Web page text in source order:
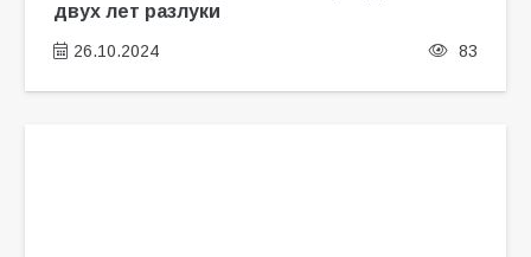
двух лет разлуки
26.10.2024 83